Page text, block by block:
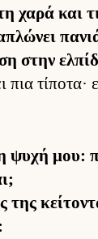
χαρά και
στην
πια τίποτα·
ψυχή μου:
της